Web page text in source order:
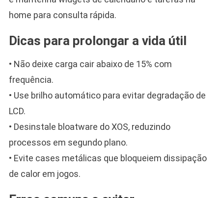
home para consulta rápida.
Dicas para prolongar a vida útil
• Não deixe carga cair abaixo de 15% com
frequência.
• Use brilho automático para evitar degradação de
LCD.
• Desinstale bloatware do XOS, reduzindo
processos em segundo plano.
• Evite cases metálicas que bloqueiem dissipação
de calor em jogos.